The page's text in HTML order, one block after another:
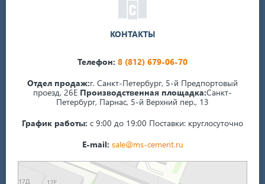
КОНТАКТЫ
Телефон: 8 (812) 679-06-70
Отдел продаж:г. Санкт-Петербург, 5-й Предпортовый
проезд, 26Е Производственная площадка:Санкт-
Петербург, Парнас, 5-й Верхний пер., 13
График работы: с 9:00 до 19:00 Поставки: круглосуточно
E-mail: sale@ms-cement.ru
Санкт‑Петербург
5-й Верхний переулок, 13А на карте Санкт‑Петербурга — Яндекс Карты